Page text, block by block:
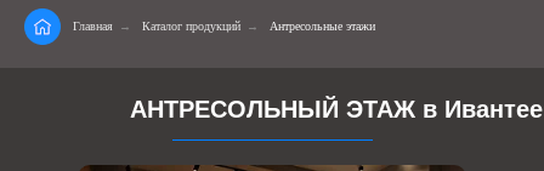
Главная → Каталог продукций → Антресольные этажи
АНТРЕСОЛЬНЫЙ ЭТАЖ в